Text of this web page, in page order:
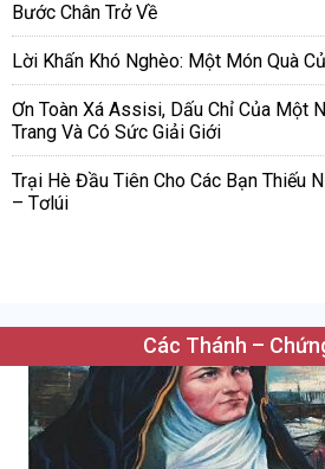
Bước Chân Trở Về
Lời Khấn Khó Nghèo: Một Món Quà
Ơn Toàn Xá Assisi, Dấu Chỉ Của Một
Trang Và Có Sức Giải Giới
Trại Hè Đầu Tiên Cho Các Bạn Thiếu
– Tơlúi
Các Thánh –